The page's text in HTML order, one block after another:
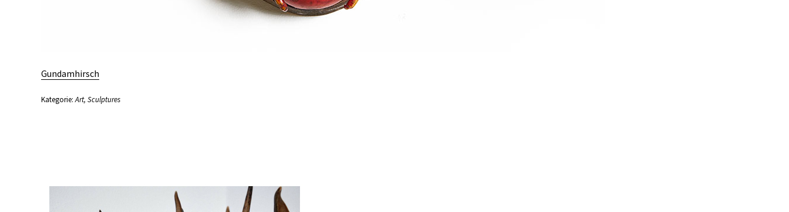
Gundamhirsch
Kategorie:Art, Sculptures